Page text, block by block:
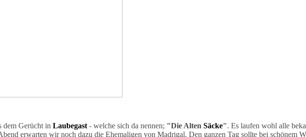
dem Gerücht in Laubegast - welche sich da nennen; "Die Alten Säcke". Es laufen wohl alle
erwarten wir noch dazu die Ehemaligen von Madrigal. Den ganzen Tag sollte bei schönem